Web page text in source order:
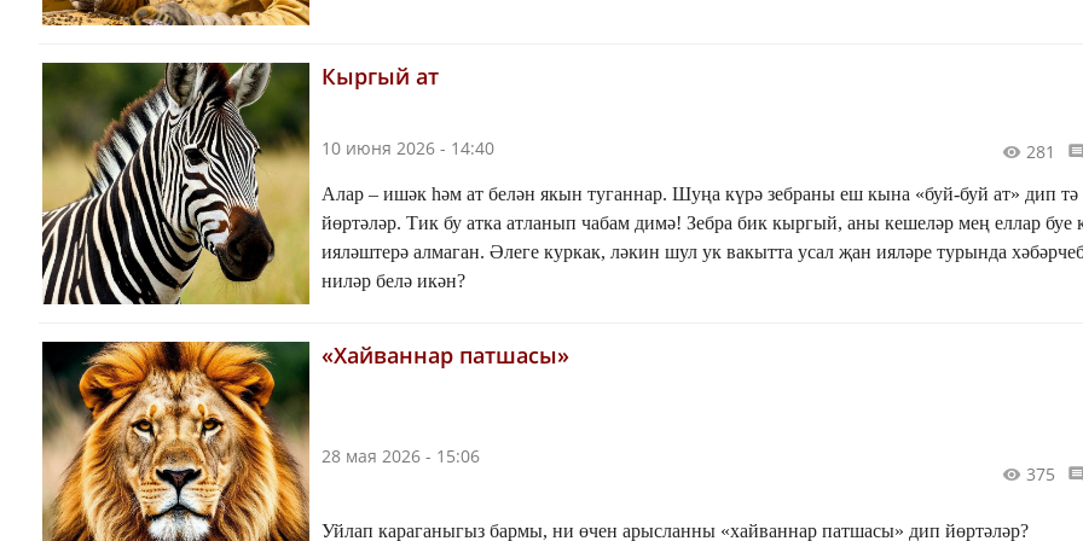
Кыргый ат
10 июня 2026 - 14:40 281
Алар – ишәк һәм ат белән якын туганнар. Шуңа күрә зебраны еш кына «буй-буй ат» дип тә
йөртәләр. Тик бу атка атланып чабам димә! Зебра бик кыргый, аны кешеләр мең еллар буе
ияләштерә алмаган. Әлеге куркак, ләкин шул ук вакытта усал җан ияләре турында
ниләр белә икән?
«Хайваннар патшасы»
28 мая 2026 - 15:06
375
Уйлап караганыгыз бармы, ни өчен арысланны «хайваннар патшасы» дип йөртәләр?